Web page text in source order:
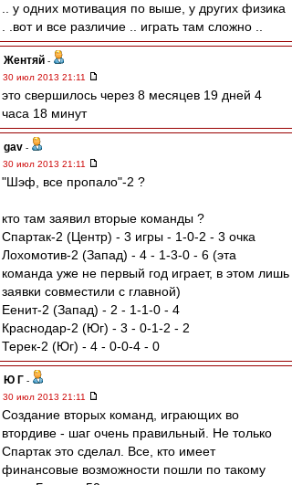
.. у одних мотивация по выше, у других физика
. .вот и все различие .. играть там сложно ..
Жентяй -
30 июл 2013 21:11
это свершилось через 8 месяцев 19 дней 4
часа 18 минут
gav -
30 июл 2013 21:11
"Шэф, все пропало"-2 ?
кто там заявил вторые команды ?
Спартак-2 (Центр) - 3 игры - 1-0-2 - 3 очка
Лохомотив-2 (Запад) - 4 - 1-3-0 - 6 (эта
команда уже не первый год играет, в этом лишь
заявки совместили с главной)
Еенит-2 (Запад) - 2 - 1-1-0 - 4
Краснодар-2 (Юг) - 3 - 0-1-2 - 2
Терек-2 (Юг) - 4 - 0-0-4 - 0
Ю Г -
30 июл 2013 21:11
Создание вторых команд, играющих во
втордиве - шаг очень правильный. Не только
Спартак это сделал. Все, кто имеет
финансовые возможности пошли по такому